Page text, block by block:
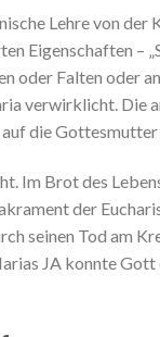
Lehre von der
Eigenschaften –
oder Falten oder
verwirklicht. Die
die
Im Brot des
der
seinen Tod am
JA konnte Gott